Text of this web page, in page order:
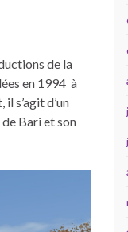
de la
en 1994 à
s’agit d’un
Bari et son